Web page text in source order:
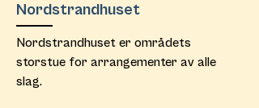
Nordstrandhuset
Nordstrandhuset er områdets
storstue for arrangementer av alle
slag.